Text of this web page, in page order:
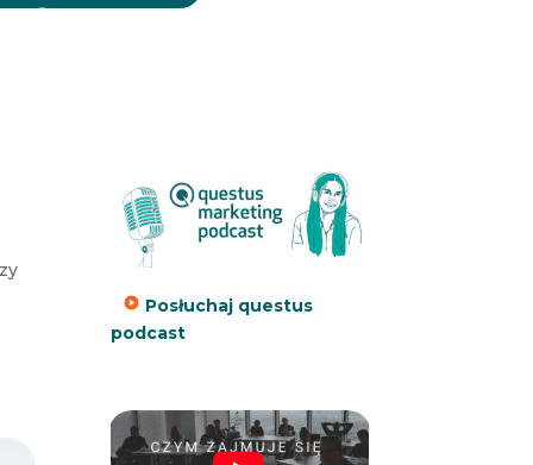
Posłuchaj questus
podcast